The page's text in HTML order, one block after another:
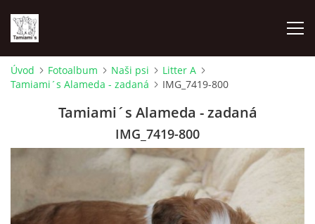
ÚVOD
NAŠI ŠAMPIÓNI
Úvod Fotoalbum Naši psi
Litter A
Tamiami´s Alameda - zadaná
IMG_7419-800
Tamiami´s Alameda - zadaná
IMG_7419-800